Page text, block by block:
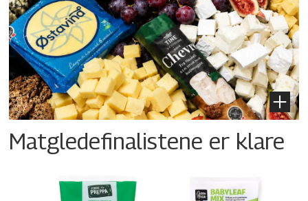
Matgledefinalistene er klare